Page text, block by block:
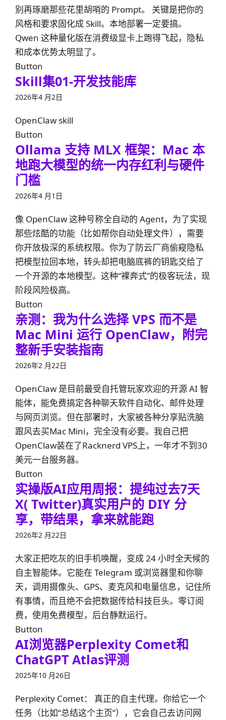
别再琢磨那些花里胡哨的 Prompt。 关键是把你的
风格和要求固化成 Skill。本地部署一定要搞。
Qwen 这种量化版在消费级显卡上跑得飞起，隐私
和成本优势太明显了。
Button
Skill集01-开发技能库
2026年4 月2日
OpenClaw skill
Button
Ollama 支持 MLX 框架：Mac 本
地跑大模型的统一内存红利与硬件
门槛
2026年4 月1日
像 OpenClaw 这种号称全自动的 Agent，为了实现
那些炫酷的功能（比如帮你自动处理文件），需要
你开放极深的系统权限。你为了防云厂商偷窥隐私
把模型拉回本地，转头却把电脑底裤的钥匙交给了
一个开源的本地模型。这种“裸奔式”的极客玩法，现
阶段风险极高。
Button
亲测：我为什么选择 VPS 而不是
Mac Mini 运行 OpenClaw，附完
整新手安装指南
2026年2 月22日
OpenClaw 是目前最受自托管玩家欢迎的开源 AI 智
能体，能免费搞定各种聊天软件自动化、邮件处理
与网页浏览。但在部署时，大家被各种分享贴洗脑
跟风去买Mac Mini，完全没有必要。我自己把
OpenClaw装在了Racknerd VPS上，一年才不到30
美元一台服务器。
Button
实操版AI应用周报：提纯过去7天
X( Twitter)真实用户的 DIY 分
享，带结果，拿来就能跑
2026年2 月22日
大家正把吃灰的旧手机唤醒，变成 24 小时全天候的
自主智能体。它能在 Telegram 或浏览器里和你聊
天，调用摄像头、GPS、麦克风和电量信息，记住所
有事情，而且绝不会把数据传给科技巨头。零订阅
费，使用免费模型，后台静默运行。
Button
AI浏览器Perplexity Comet和
ChatGPT Atlas评测
2025年10 月26日
Perplexity Comet： 真正的自主代理。你给它一个
任务（比如“总结这个主页”），它会自己去访问网